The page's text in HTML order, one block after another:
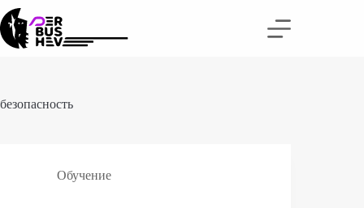
Перейти
к
сути
безопасность
Обучение